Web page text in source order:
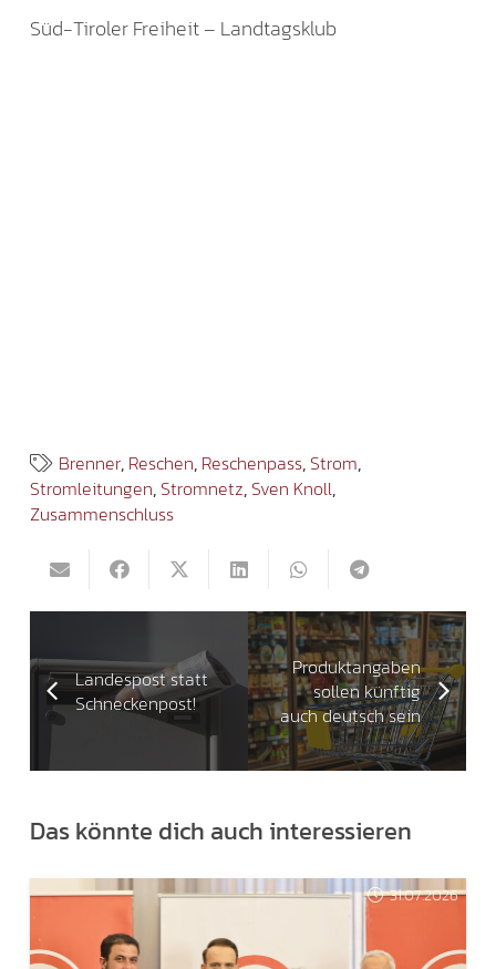
Süd-Tiroler Freiheit – Landtagsklub
Brenner, Reschen, Reschenpass, Strom,
Stromleitungen, Stromnetz, Sven Knoll,
Zusammenschluss
Landespost statt
Schneckenpost!
Produktangaben
sollen künftig
auch deutsch sein
Das könnte dich auch interessieren
31.07.2026